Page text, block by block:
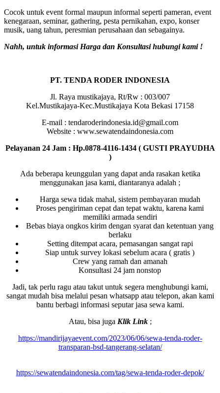
Cocok untuk event formal maupun informal seperti pameran, event
kenegaraan, seminar, gathering, pesta pernikahan, expo, konser
musik, uang tahun, peresmian perusahaan dan sebagainya.
Nahh, untuk informasi Harga dan Konsultasi hubungi kami !
PT. TENDA RODER INDONESIA
Jl. Raya mustikajaya, Rt/Rw : 003/007
Kel.Mustikajaya-Kec.Mustikajaya Kota Bekasi 17158
E-mail : tendaroderindonesia.id@gmail.com
Website : www.sewatendaindonesia.com
Pelayanan 24 Jam : Hp.0878-4116-1434 ( GUSTI PRAYUDHA
)
Ada beberapa keunggulan yang dapat anda rasakan ketika
menggunakan jasa kami, diantaranya adalah ;
Harga sewa tidak mahal, sistem pembayaran mudah
Proses pengiriman cepat dan tepat waktu, karena kami
memiliki armada sendiri
Bebas biaya ongkos kirim dengan syarat dan ketentuan yang
berlaku
Setting ditempat acara, pemasangan sangat rapi
Siap untuk survey lokasi sebelum acara ( gratis )
Crew yang ramah dan amanah
Konsultasi 24 jam nonstop
Jadi, tak perlu ragu atau takut untuk segera menghubungi kami,
sangat mudah bisa melalui pesan whatsapp atau telepon, akan kami
bantu berbagi informasi seputar jasa sewa kami.
Atau, bisa juga Klik Link ;
https://mandirijayaevent.com/2023/06/06/sewa-tenda-roder-
transparan-bsd-tangerang-selatan/
https://sewatendaindonesia.com/tag/sewa-tenda-roder-depok/